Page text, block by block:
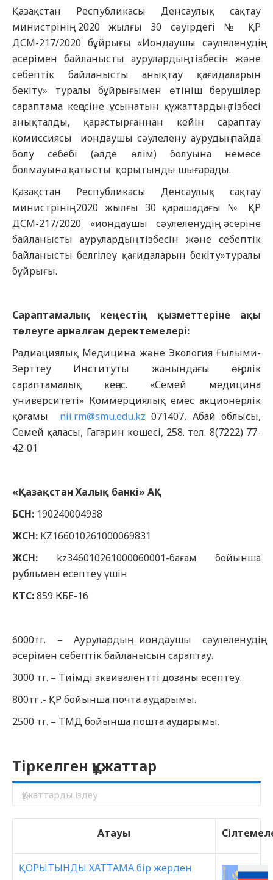
Қазақстан Республикасы Денсаулық сақтау
министрінің 2020 жылғы 30 сәуірдегі № ҚР
ДСМ-217/2020 бұйрығы «Иондаушы сәулеленудің
әсерімен байланысты аурулардың тізбесін және
себептік байланысты анықтау қағидаларын
бекіту» туралы бұйрығымен өтініш берушілер
сараптама кеңесіне ұсынатын құжаттардың тізбесі
анықталды, қарастырғаннан кейін сараптау
комиссиясы иондаушы сәулелену аурудың пайда
болу себебі (әлде өлім) болуына немесе
болмауына қатысты қорытынды шығарады.
Қазақстан Республикасы Денсаулық сақтау
министрінің 2020 жылғы 30 қарашадағы № ҚР
ДСМ-217/2020 «иондаушы сәулеленудің әсеріне
байланысты аурулардың тізбесін және себептік
байланысты белгілеу қағидаларын бекіту»туралы
бұйрығы.
Сараптамалық кеңестің қызметтеріне ақы
төлеуге арналған деректемелері:
Радиациялық Медицина және Экология Ғылыми-
Зерттеу Институты жанындағы өңірлік
сараптамалық кеңес. «Семей медицина
университеті» Коммерциялық емес акционерлік
қоғамы nii.rm@smu.edu.kz 071407, Абай облысы,
Семей қаласы, Гагарин көшесі, 258. тел. 8(7222) 77-
42-01
«Қазақстан Халық банкі» АҚ
БСН: 190240004938
ЖСН: KZ166010261000069831
ЖСН: kz346010261000060001-бағам бойынша
рубльмен есептеу үшін
КТС:859 КБЕ-16
6000тг. – Аурулардың иондаушы сәулеленудің
әсерімен себептік байланысын сараптау.
3000 тг. – Тиімді эквивалентті дозаны есептеу.
800тг .- ҚР бойынша почта аударымы.
2500 тг. – ТМД бойынша пошта аударымы.
Тіркелген құжаттар
Атауы
ҚОРЫТЫНДЫ ХАТТАМА бір жерден